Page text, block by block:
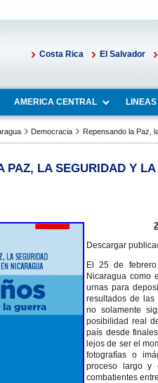
Costa Rica El Salvador
AMERICA CENTRAL
Democracia Repensando la Paz,
PAZ, LA SEGURIDAD Y
Descargar
El 25 de
Nicaragua como
urnas para
resultados de las
no solamente
posibilidad real
país desde
lejos de ser el
fotografías o
proceso largo y
combatientes